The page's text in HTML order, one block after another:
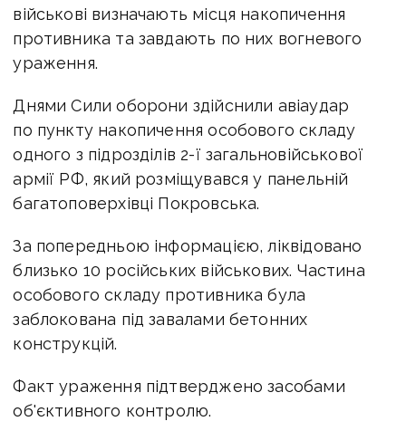
військові визначають місця накопичення
противника та завдають по них вогневого
ураження.
Днями Сили оборони здійснили авіаудар
по пункту накопичення особового складу
одного з підрозділів 2-ї загальновійськової
армії РФ, який розміщувався у панельній
багатоповерхівці Покровська.
За попередньою інформацією, ліквідовано
близько 10 російських військових. Частина
особового складу противника була
заблокована під завалами бетонних
конструкцій.
Факт ураження підтверджено засобами
об'єктивного контролю.